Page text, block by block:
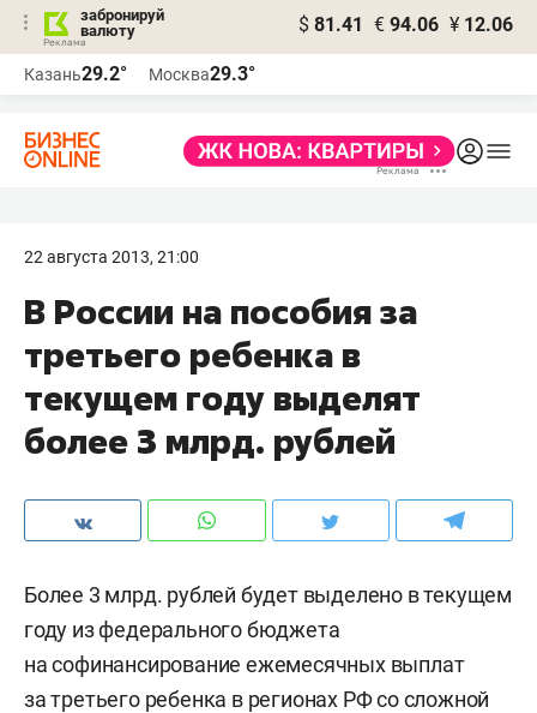
забронируй
валюту
$ 81.41 € 94.06 ¥ 12.06
Казань29.2° Москва29.3°
22 августа 2013, 21:00
В России на пособия за
третьего ребенка в
текущем году выделят
более 3 млрд. рублей
Более 3 млрд. рублей будет выделено в текущем
году из федерального бюджета
на софинансирование ежемесячных выплат
за третьего ребенка в регионах РФ со сложной